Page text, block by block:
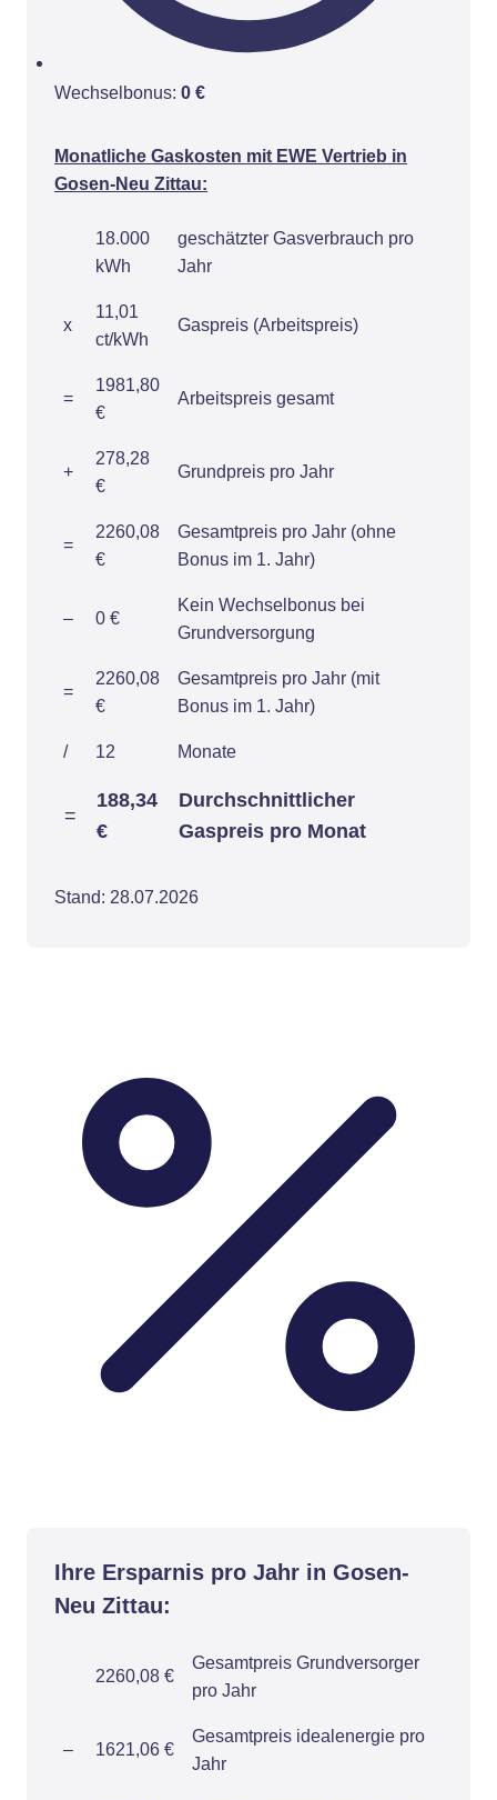
Wechselbonus: 0 €
Monatliche Gaskosten mit EWE Vertrieb in
Gosen-Neu Zittau:
18.000
kWh
geschätzter Gasverbrauch pro
Jahr
x
11,01
ct/kWh
Gaspreis (Arbeitspreis)
=
1981,80
€
Arbeitspreis gesamt
+
278,28
€
Grundpreis pro Jahr
=
2260,08
€
Gesamtpreis pro Jahr (ohne
Bonus im 1. Jahr)
– 0 €
Kein Wechselbonus bei
Grundversorgung
=
2260,08
€
Gesamtpreis pro Jahr (mit
Bonus im 1. Jahr)
/ 12 Monate
=
188,34
€
Durchschnittlicher
Gaspreis pro Monat
Stand: 28.07.2026
Ihre Ersparnis pro Jahr in Gosen-
Neu Zittau:
2260,08 €
Gesamtpreis Grundversorger
pro Jahr
– 1621,06 €
Gesamtpreis idealenergie pro
Jahr